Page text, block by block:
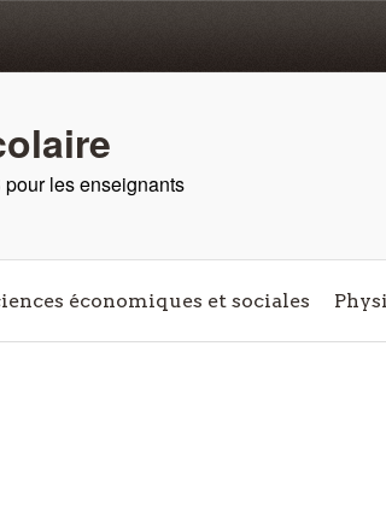
les enseignants
économiques et sociales